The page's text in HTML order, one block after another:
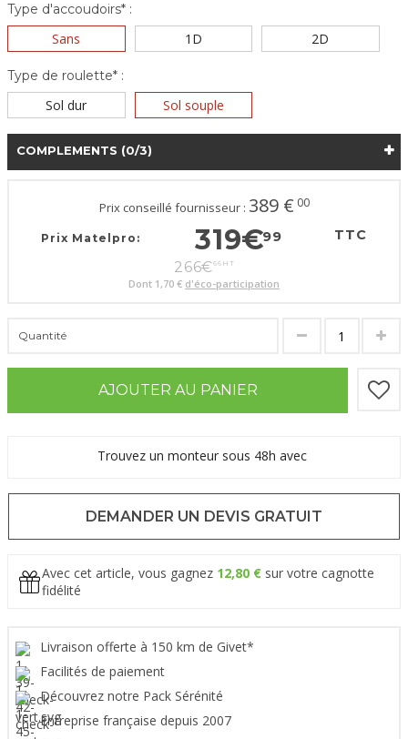
Type d'accoudoirs* :
Sans 1D 2D
Type de roulette* :
Sol dur Sol souple
COMPLEMENTS (0/3)
Prix conseillé fournisseur : 389 € 00
Prix Matelpro: 319€99 TTC
266€66 HT
Dont 1,70 € d'éco-participation
Quantité
AJOUTER AU PANIER
Trouvez un monteur sous 48h avec
DEMANDER UN DEVIS GRATUIT
Avec cet article, vous gagnez 12,80 € sur votre cagnotte
fidélité
Livraison offerte à 150 km de Givet*
Facilités de paiement
Découvrez notre Pack Sérénité
Entreprise française depuis 2007